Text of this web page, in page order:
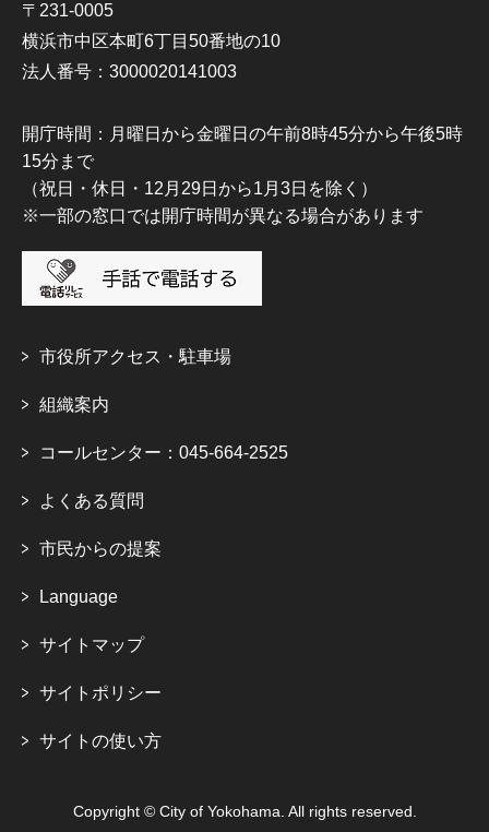
〒231-0005
横浜市中区本町6丁目50番地の10
法人番号：3000020141003
開庁時間：月曜日から金曜日の午前8時45分から午後5時
15分まで
（祝日・休日・12月29日から1月3日を除く）
※一部の窓口では開庁時間が異なる場合があります
市役所アクセス・駐車場
組織案内
コールセンター：045-664-2525
よくある質問
市民からの提案
Language
サイトマップ
サイトポリシー
サイトの使い方
Copyright © City of Yokohama. All rights reserved.